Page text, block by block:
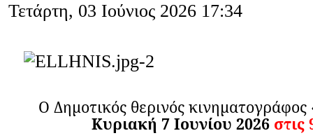
Τετάρτη, 03 Ιούνιος 2026 17:34
Ο Δημοτικός θερινός
Κυριακή 7 Ιουνίου 2026 στις